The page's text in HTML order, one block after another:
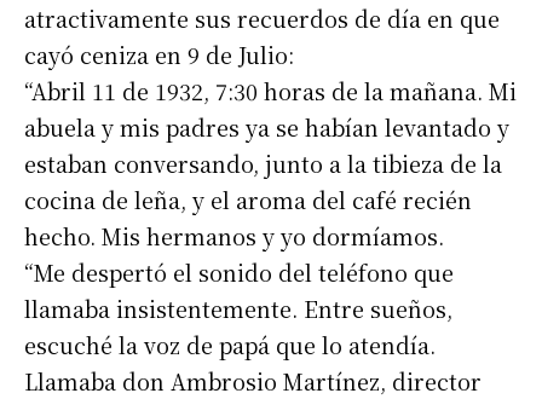
atractivamente sus recuerdos de día en que
cayó ceniza en 9 de Julio:
“Abril 11 de 1932, 7:30 horas de la mañana. Mi
abuela y mis padres ya se habían levantado y
estaban conversando, junto a la tibieza de la
cocina de leña, y el aroma del café recién
hecho. Mis hermanos y yo dormíamos.
“Me despertó el sonido del teléfono que
llamaba insistentemente. Entre sueños,
escuché la voz de papá que lo atendía.
Llamaba don Ambrosio Martínez, director